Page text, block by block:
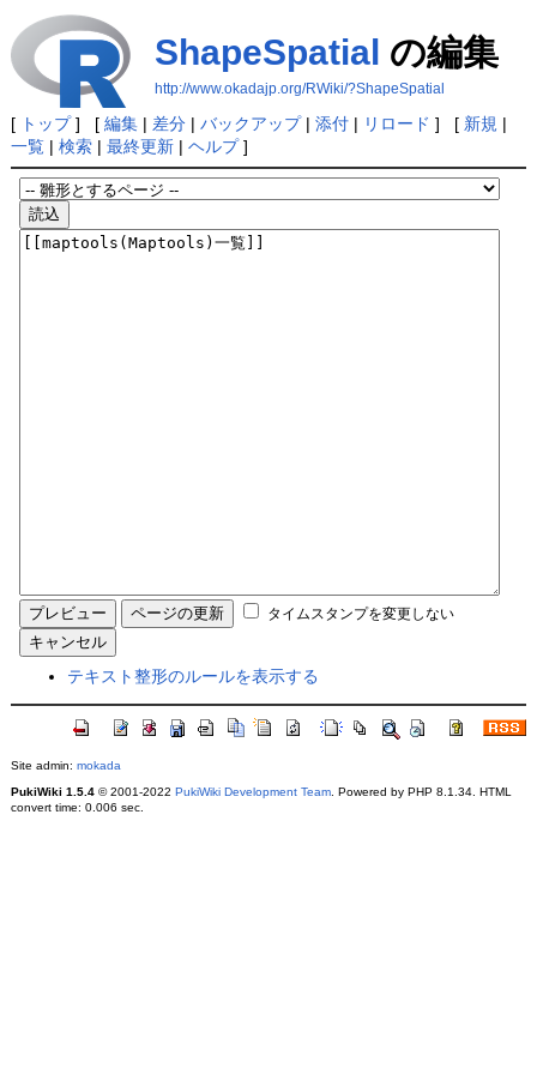
ShapeSpatial の編集
http://www.okadajp.org/RWiki/?ShapeSpatial
[ トップ] [ 編集| 差分| バックアップ| 添付| リロード ] [ 新規 |
一覧| 検索| 最終更新| ヘルプ]
タイムスタンプを変更しない
テキスト整形のルールを表示する
Site admin: mokada
PukiWiki 1.5.4© 2001-2022 PukiWiki Development Team. Powered by PHP 8.1.34. HTML
convert time: 0.006 sec.